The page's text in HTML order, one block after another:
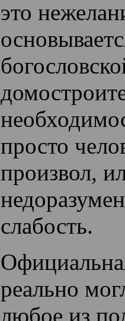
это
просто
произвол,
слабость.
реально
любое из